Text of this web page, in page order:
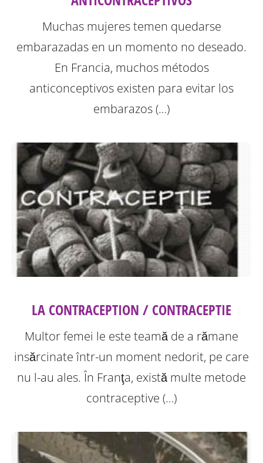
Muchas mujeres temen quedarse
embarazadas en un momento no deseado.
En Francia, muchos métodos
anticonceptivos existen para evitar los
embarazos (…)
LA CONTRACEPTION / CONTRACEPTIE
Multor femei le este teamă de a rămane
insărcinate într-un moment nedorit, pe care
nu l-au ales. În Franţa, există multe metode
contraceptive (…)